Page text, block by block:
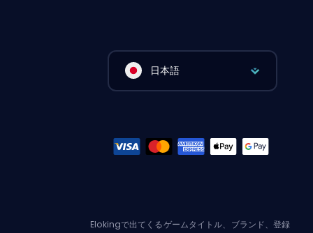
日本語
Elokingで出てくるゲームタイトル、ブランド、登録